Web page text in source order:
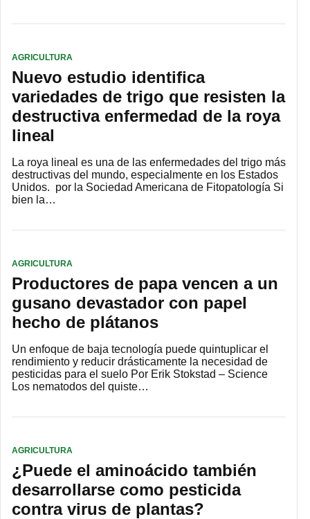
AGRICULTURA
Nuevo estudio identifica
variedades de trigo que resisten la
destructiva enfermedad de la roya
lineal
La roya lineal es una de las enfermedades del trigo más
destructivas del mundo, especialmente en los Estados
Unidos. por la Sociedad Americana de Fitopatología Si
bien la…
AGRICULTURA
Productores de papa vencen a un
gusano devastador con papel
hecho de plátanos
Un enfoque de baja tecnología puede quintuplicar el
rendimiento y reducir drásticamente la necesidad de
pesticidas para el suelo Por Erik Stokstad – Science
Los nematodos del quiste…
AGRICULTURA
¿Puede el aminoácido también
desarrollarse como pesticida
contra virus de plantas?